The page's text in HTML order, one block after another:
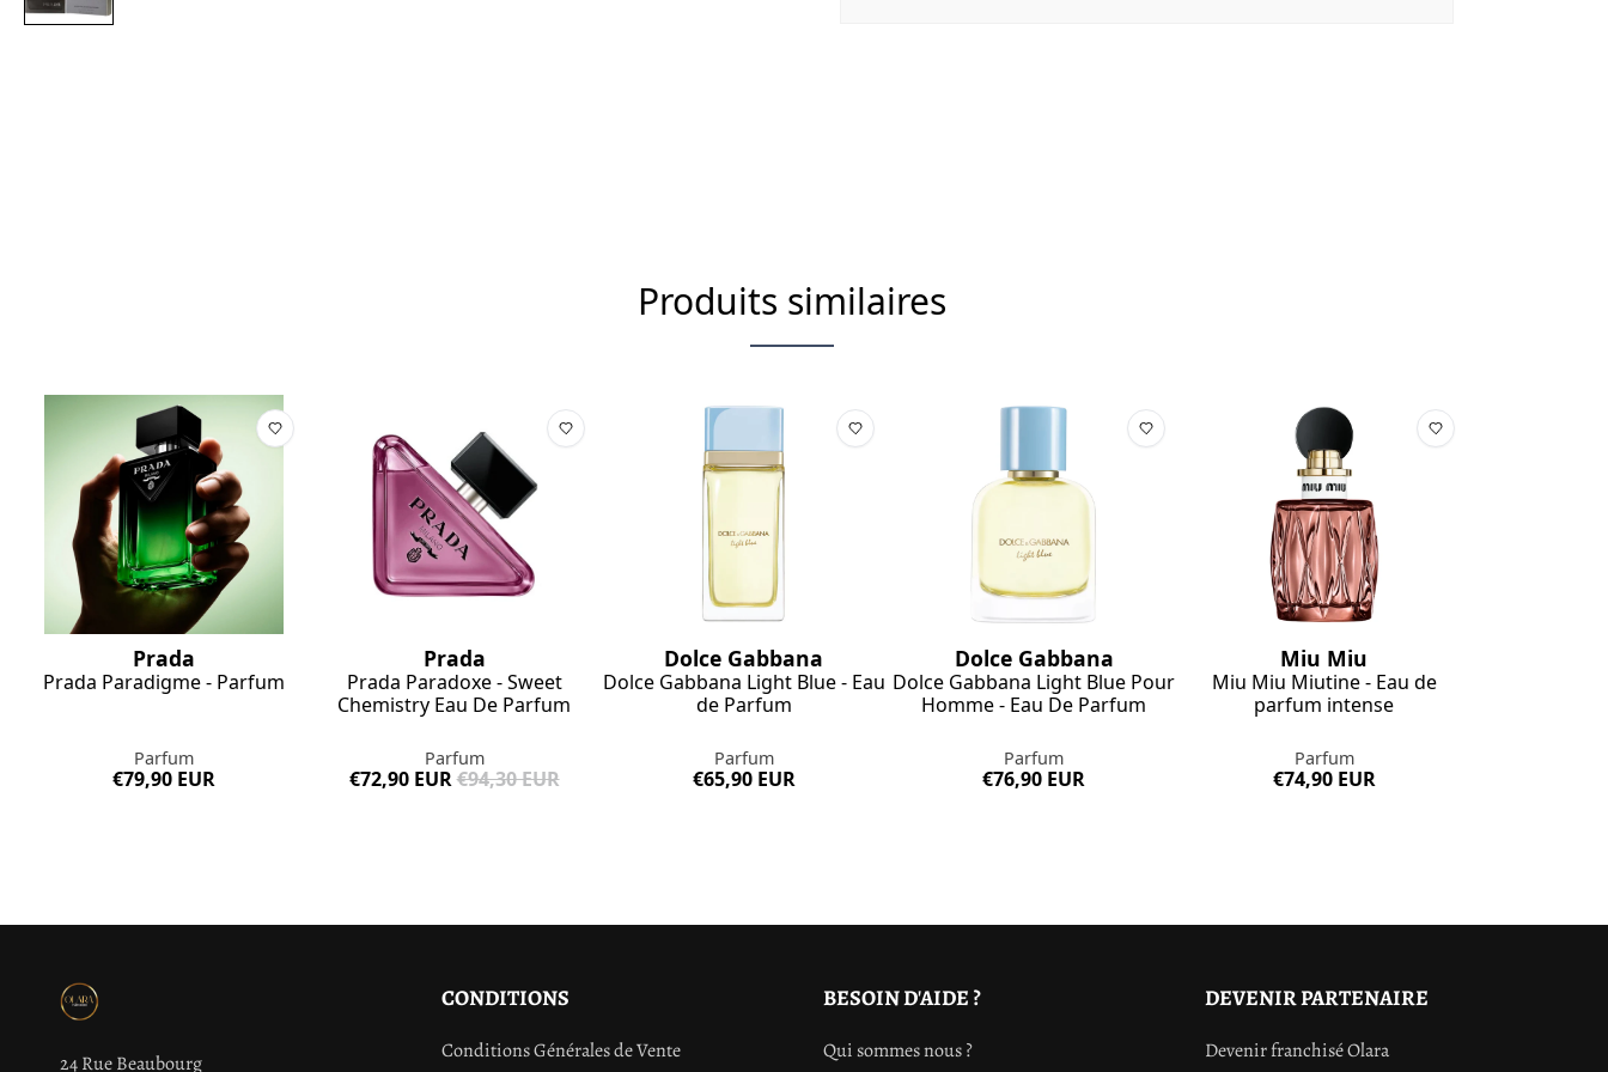
Produits similaires
Prada
Prada Paradigme - Parfum
Parfum
€79,90 EUR
Prada
Prada Paradoxe - Sweet
Chemistry Eau De Parfum
Parfum
€72,90 EUR€94,30 EUR
Dolce Gabbana
Dolce Gabbana Light Blue - Eau
de Parfum
Parfum
€65,90 EUR
Dolce Gabbana
Dolce Gabbana Light Blue Pour
Homme - Eau De Parfum
Parfum
€76,90 EUR
Miu Miu
Miu Miu Miutine - Eau de
parfum intense
Parfum
€74,90 EUR
24 Rue Beaubourg
CONDITIONS
Conditions Générales de Vente
BESOIN D'AIDE ?
Qui sommes nous ?
DEVENIR PARTENAIRE
Devenir franchisé Olara